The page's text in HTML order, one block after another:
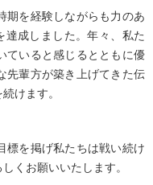
期を経験しながらも力のあ
成しました。年々、私た
ていると感じるとともに優
先輩方が築き上げてきた伝
けます。
標を掲げ私たちは戦い続け
くお願いいたします。